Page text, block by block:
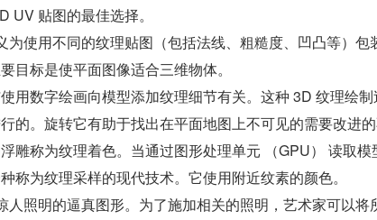
UV 贴图的最佳选择。
为使用不同的纹理贴图（包括法线、粗糙度、凹凸等）包
目标是使平面图像适合三维物体。
用数字绘画向模型添加纹理细节有关。这种 3D 纹理绘制
的。旋转它有助于找出在平面地图上不可见的需要改进
雕称为纹理着色。当通过图形处理单元 （GPU） 读取模
称为纹理采样的现代技术。它使用附近纹素的颜色。
人照明的逼真图形。为了施加相关的照明，艺术家可以将